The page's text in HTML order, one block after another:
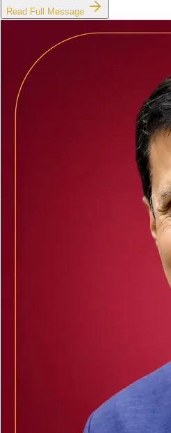
Read Full Message